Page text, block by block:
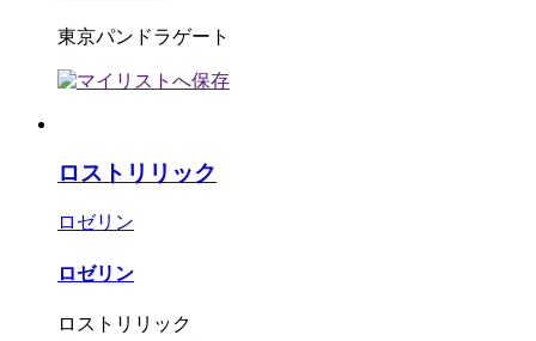
東京パンドラゲート
ロストリリック
ロゼリン
ロゼリン
ロストリリック